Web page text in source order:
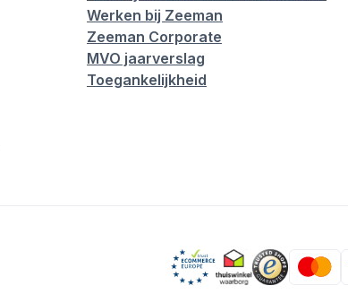
Werken bij Zeeman
Zeeman Corporate
MVO jaarverslag
Toegankelijkheid